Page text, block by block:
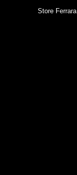
Store Ferrara